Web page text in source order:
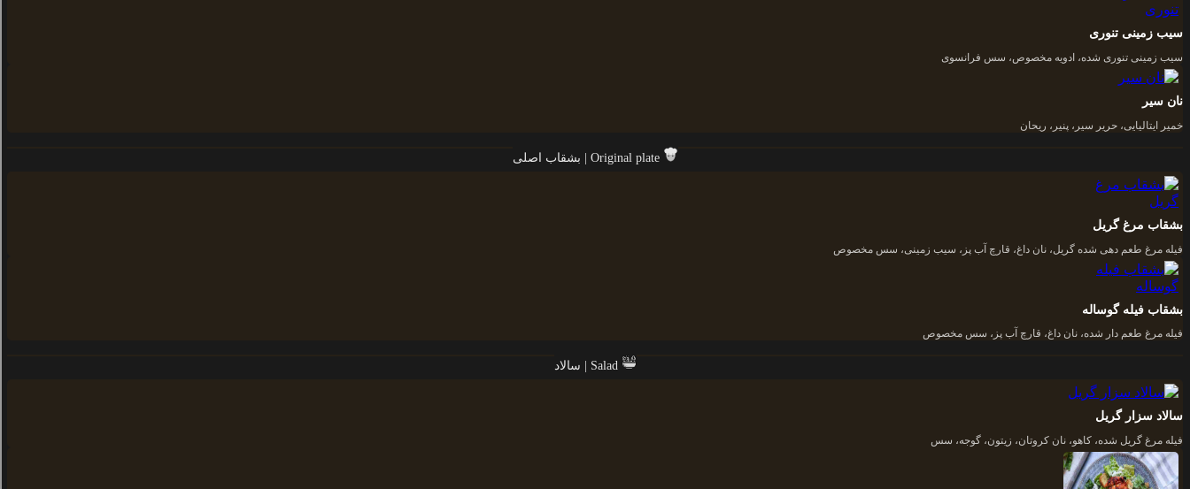
سیب زمینی تنوری
سیب زمینی تنوری شده، ادویه مخصوص، سس فرانسوی
نان سیر
خمیر ایتالیایی، حریر سیر، پنیر، ریحان
بشقاب اصلی | Original plate
بشقاب مرغ گریل
فیله مرغ طعم دهی شده گریل، نان داغ، قارچ آب پز، سیب زمینی، سس مخصوص
بشقاب فیله گوساله
فیله مرغ طعم دار شده، نان داغ، قارچ آب پز، سس مخصوص
سالاد | Salad
سالاد سزار گریل
فیله مرغ گریل شده، کاهو، نان کروتان، زیتون، گوجه، سس